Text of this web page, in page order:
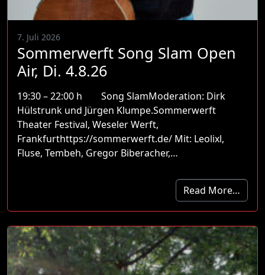
7. Juli 2026
Sommerwerft Song Slam Open
Air, Di. 4.8.26
19:30 – 22:00 h Song SlamModeration: Dirk
Hülstrunk und Jürgen Klumpe.Sommerwerft
Theater Festival, Weseler Werft,
Frankfurthttps://sommerwerft.de/ Mit: Leolixl,
Fluse, Tembeh, Gregor Biberacher,…
Read More…